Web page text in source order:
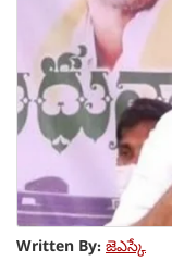
Written By: జెఎస్కే